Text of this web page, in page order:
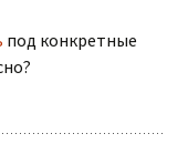
под конкретные